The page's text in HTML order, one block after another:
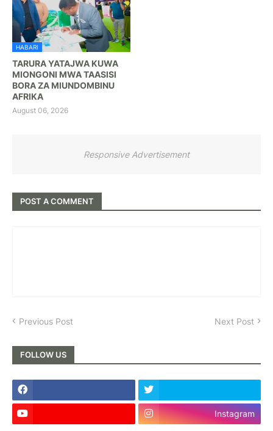
HABARI
TARURA YATAJWA KUWA
MIONGONI MWA TAASISI
BORA ZA MIUNDOMBINU
AFRIKA
August 06, 2026
Responsive Advertisement
POST A COMMENT
Previous Post Next Post
FOLLOW US
Instagram